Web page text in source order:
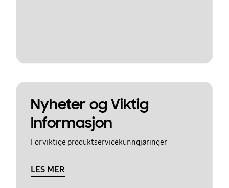
Nyheter og Viktig
Informasjon
For viktige produktservicekunngjøringer
LES MER